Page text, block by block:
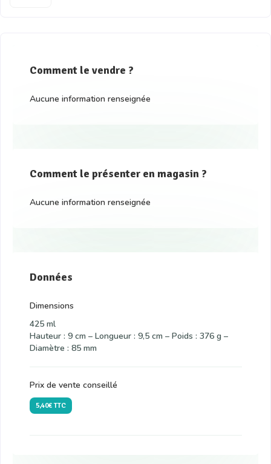
Comment le vendre ?
Aucune information renseignée
Comment le présenter en magasin ?
Aucune information renseignée
Données
Dimensions
425 ml
Hauteur : 9 cm – Longueur : 9,5 cm – Poids : 376 g –
Diamètre : 85 mm
Prix de vente conseillé
5,40€ TTC